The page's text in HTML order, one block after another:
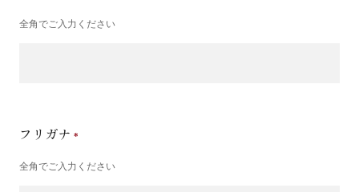
全角でご入力ください
フリガナ
全角でご入力ください